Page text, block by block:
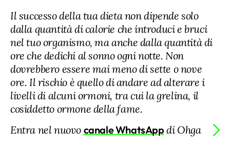
Il successo della tua dieta non dipende solo
dalla quantità di calorie che introduci e bruci
nel tuo organismo, ma anche dalla quantità di
ore che dedichi al sonno ogni notte. Non
dovrebbero essere mai meno di sette o nove
ore. Il rischio è quello di andare ad alterare i
livelli di alcuni ormoni, tra cui la grelina, il
cosiddetto ormone della fame.
Entra nel nuovo canale WhatsAppdi Ohga